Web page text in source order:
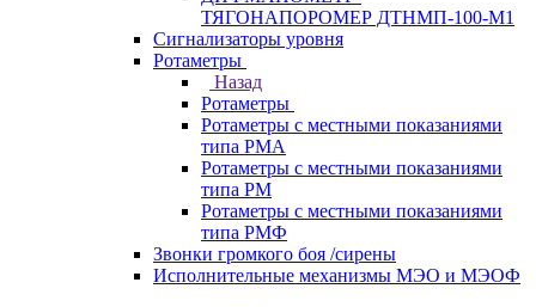
ТЯГОНАПОРОМЕР ДТНМП-100-М1
Сигнализаторы уровня
Ротаметры
Назад
Ротаметры
Ротаметры с местными показаниями
типа РМА
Ротаметры с местными показаниями
типа РМ
Ротаметры с местными показаниями
типа РМФ
Звонки громкого боя /сирены
Исполнительные механизмы МЭО и МЭОФ